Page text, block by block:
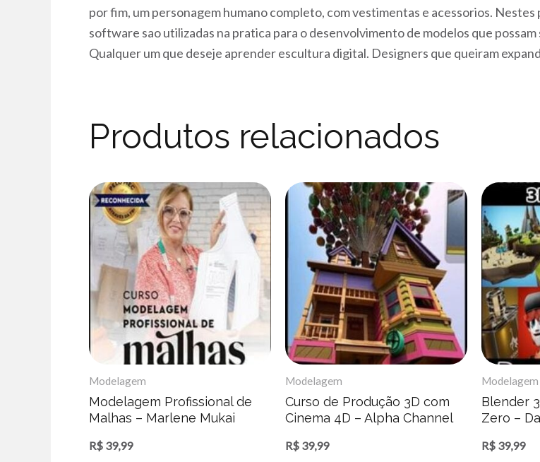
por fim, um personagem humano completo, com vestimentas e acessorios.
software sao utilizadas na pratica para o desenvolvimento de modelos que
Qualquer um que deseje aprender escultura digital. Designers que queiram
Produtos relacionados
Modelagem
Modelagem Profissional de
Malhas – Marlene Mukai
R$ 39,99
Modelagem
Curso de Produção 3D com
Cinema 4D – Alpha Channel
R$ 39,99
Modelagem
Blender
Zero –
R$ 39,99